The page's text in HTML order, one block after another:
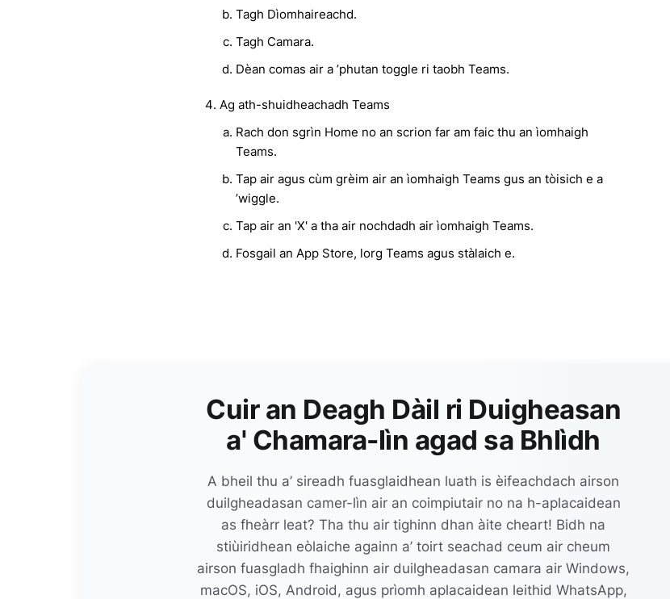
Tagh Dìomhaireachd.
Tagh Camara.
Dèan comas air a ’phutan toggle ri taobh Teams.
Ag ath-shuidheachadh Teams
Rach don sgrìn Home no an scrion far am faic thu an ìomhaigh
Teams.
Tap air agus cùm grèim air an ìomhaigh Teams gus an tòisich e a
’wiggle.
Tap air an 'X' a tha air nochdadh air ìomhaigh Teams.
Fosgail an App Store, lorg Teams agus stàlaich e.
Cuir an Deagh Dàil ri Duigheasan
a' Chamara-lìn agad sa Bhlìdh
A bheil thu a’ sireadh fuasglaidhean luath is èifeachdach airson
duilgheadasan camer-lìn air an coimpiutair no na h-aplacaidean
as fheàrr leat? Tha thu air tighinn dhan àite cheart! Bidh na
stiùiridhean eòlaiche againn a’ toirt seachad ceum air cheum
airson fuasgladh fhaighinn air duilgheadasan camara air Windows,
macOS, iOS, Android, agus prìomh aplacaidean leithid WhatsApp,